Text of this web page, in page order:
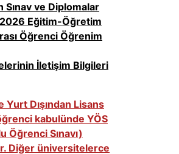
Sınav ve Diplomalar
Eğitim-Öğretim
Öğrenci Öğrenim
İletişim Bilgileri
Dışından Lisans
kabulünde YÖS
Öğrenci Sınavı)
Diğer üniversitelerce